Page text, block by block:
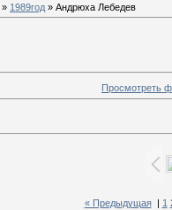
» 1989год » Андрюха Лебедев
Просмотреть
« Предыдущая| 1